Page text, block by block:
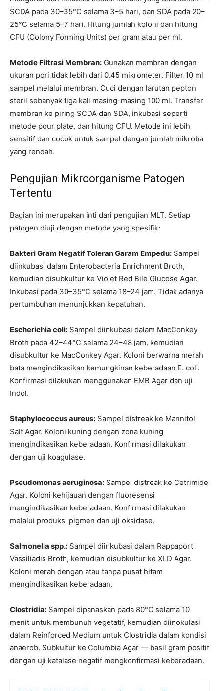
SCDA pada 30–35°C selama 3–5 hari, dan SDA pada 20–
25°C selama 5–7 hari. Hitung jumlah koloni dan hitung
CFU (Colony Forming Units) per gram atau per ml.
Metode Filtrasi Membran: Gunakan membran dengan
ukuran pori tidak lebih dari 0.45 mikrometer. Filter 10 ml
sampel melalui membran. Cuci dengan larutan pepton
steril sebanyak tiga kali masing-masing 100 ml. Transfer
membran ke piring SCDA dan SDA, inkubasi seperti
metode pour plate, dan hitung CFU. Metode ini lebih
sensitif dan cocok untuk sampel dengan jumlah mikroba
yang rendah.
Pengujian Mikroorganisme Patogen
Tertentu
Bagian ini merupakan inti dari pengujian MLT. Setiap
patogen diuji dengan metode yang spesifik:
Bakteri Gram Negatif Toleran Garam Empedu: Sampel
diinkubasi dalam Enterobacteria Enrichment Broth,
kemudian disubkultur ke Violet Red Bile Glucose Agar.
Inkubasi pada 30–35°C selama 18–24 jam. Tidak adanya
pertumbuhan menunjukkan kepatuhan.
Escherichia coli: Sampel diinkubasi dalam MacConkey
Broth pada 42–44°C selama 24–48 jam, kemudian
disubkultur ke MacConkey Agar. Koloni berwarna merah
bata mengindikasikan kemungkinan keberadaan E. coli.
Konfirmasi dilakukan menggunakan EMB Agar dan uji
Indol.
Staphylococcus aureus: Sampel distreak ke Mannitol
Salt Agar. Koloni kuning dengan zona kuning
mengindikasikan keberadaan. Konfirmasi dilakukan
dengan uji koagulase.
Pseudomonas aeruginosa: Sampel distreak ke Cetrimide
Agar. Koloni kehijauan dengan fluoresensi
mengindikasikan keberadaan. Konfirmasi dilakukan
melalui produksi pigmen dan uji oksidase.
Salmonella spp.: Sampel diinkubasi dalam Rappaport
Vassiliadis Broth, kemudian disubkultur ke XLD Agar.
Koloni merah dengan atau tanpa pusat hitam
mengindikasikan keberadaan.
Clostridia: Sampel dipanaskan pada 80°C selama 10
menit untuk membunuh vegetatif, kemudian diinokulasi
dalam Reinforced Medium untuk Clostridia dalam kondisi
anaerob. Subkultur ke Columbia Agar — basil gram positif
dengan uji katalase negatif mengkonfirmasi keberadaan.